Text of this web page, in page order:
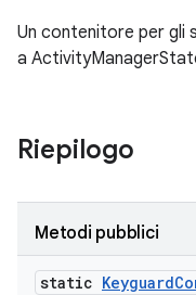
Un contenitore per gli
a
Riepilogo
Metodi pubblici
static Keyguard